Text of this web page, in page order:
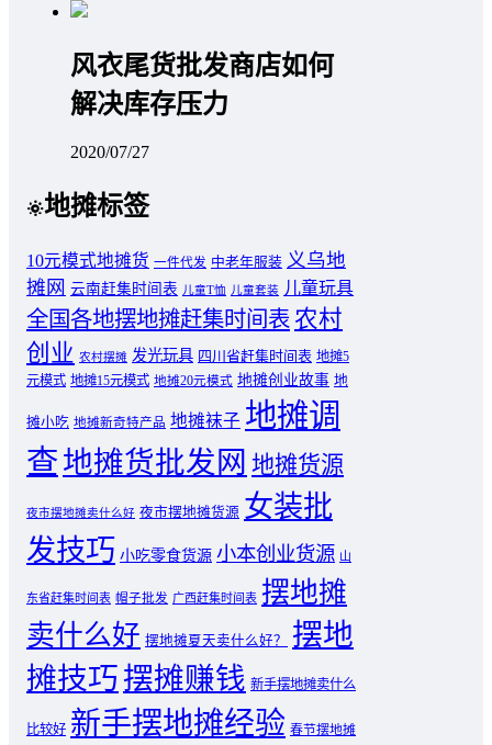
风衣尾货批发商店如何
解决库存压力
2020/07/27
地摊标签
10元模式地摊货 一件代发 中老年服装 义乌地
摊网 云南赶集时间表 儿童T恤 儿童套装 儿童玩具
全国各地摆地摊赶集时间表 农村
创业 农村摆摊 发光玩具 四川省赶集时间表 地摊5
元模式 地摊15元模式 地摊20元模式 地摊创业故事 地
摊小吃 地摊新奇特产品 地摊袜子 地摊调
查地摊货批发网 地摊货源
夜市摆地摊卖什么好 夜市摆地摊货源 女装批
发技巧 小吃零食货源 小本创业货源 山
东省赶集时间表 帽子批发 广西赶集时间表 摆地摊
卖什么好 摆地摊夏天卖什么好？
摆地
摊技巧摆摊赚钱 新手摆地摊卖什么
比较好 新手摆地摊经验 春节摆地摊